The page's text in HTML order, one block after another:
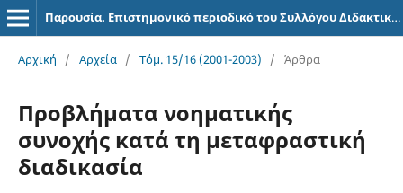
Παρουσία. Επιστημονικό περιοδικό του Συλλόγου Διδακτικού Προσωπικού Φιλοσοφικής Σχολής Πανεπιστημίου Αθηνών
Αρχική / Αρχεία / Τόμ. 15/16 (2001-2003) / Άρθρα
Προβλήματα νοηματικής
συνοχής κατά τη μεταφραστική
διαδικασία